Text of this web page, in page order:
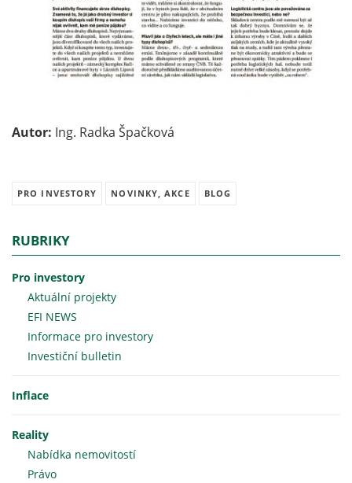
Autor: Ing. Radka Špačková
PRO INVESTORY NOVINKY, AKCE BLOG
RUBRIKY
Pro investory
Aktuální projekty
EFI NEWS
Informace pro investory
Investiční bulletin
Inflace
Reality
Nabídka nemovitostí
Právo